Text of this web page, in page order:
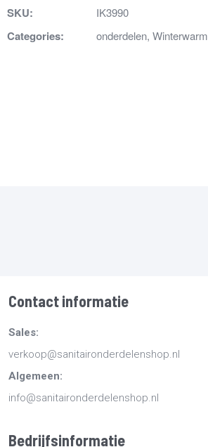
01-
04-
2000
SKU: IK3990
Categories: onderdelen, Winterwarm
Contact informatie
Sales:
verkoop@sanitaironderdelenshop.nl
Algemeen:
info@sanitaironderdelenshop.nl
Bedrijfsinformatie